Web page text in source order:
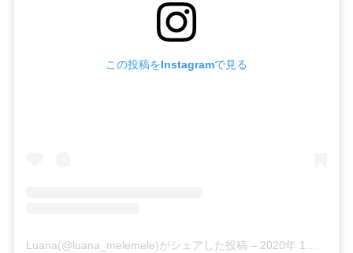
この投稿をInstagramで見る
Luana(@luana_melemele)がシェアした投稿 – 2020年 1月月25日午後6時26分PST